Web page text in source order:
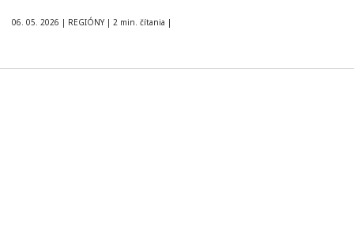
06. 05. 2026 | REGIÓNY | 2 min. čítania |